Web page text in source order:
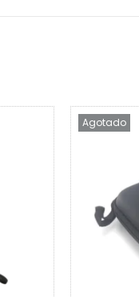
Agotado